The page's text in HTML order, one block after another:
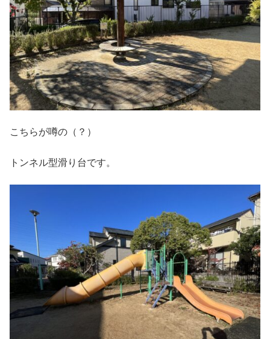
こちらが噂の（？）
トンネル型滑り台です。